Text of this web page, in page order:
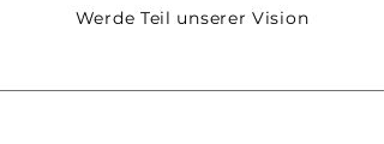
Werde Teil unserer Vision